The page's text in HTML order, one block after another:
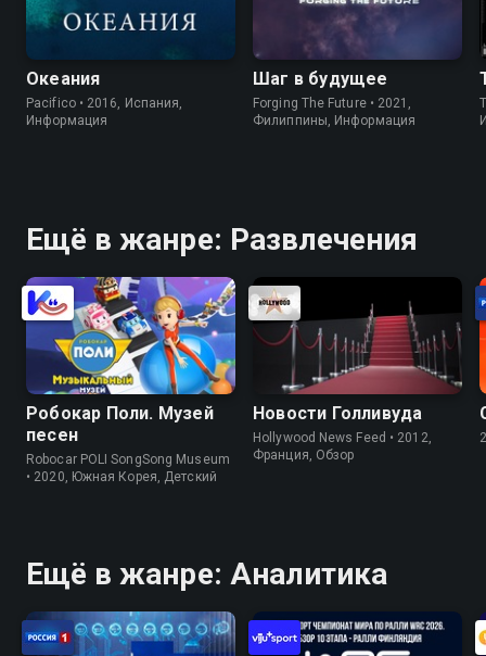
Океания
Pacifico • 2016, Испания,
Информация
Шаг в будущее
Forging The Future • 2021,
Филиппины, Информация
Ещё в жанре: Развлечения
Робокар Поли. Музей
песен
Robocar POLI SongSong Museum
• 2020, Южная Корея, Детский
Новости Голливуда
Hollywood News Feed • 2012,
Франция, Обзор
Ещё в жанре: Аналитика